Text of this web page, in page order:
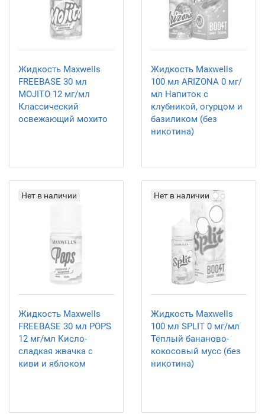
Жидкость Maxwells
FREEBASE 30 мл
MOJITO 12 мг/мл
Классический
освежающий мохито
Жидкость Maxwells
100 мл ARIZONA 0 мг/
мл Напиток с
клубникой, огурцом и
базиликом (без
никотина)
Нет в наличии
Жидкость Maxwells
FREEBASE 30 мл POPS
12 мг/мл Кисло-
сладкая жвачка с
киви и яблоком
Нет в наличии
Жидкость Maxwells
100 мл SPLIT 0 мг/мл
Тёплый бананово-
кокосовый мусс (без
никотина)